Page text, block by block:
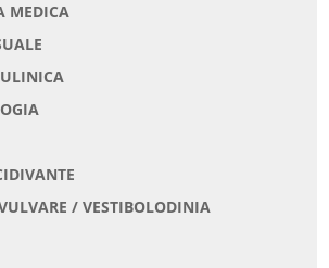
MEDICA
/ VESTIBOLODINIA